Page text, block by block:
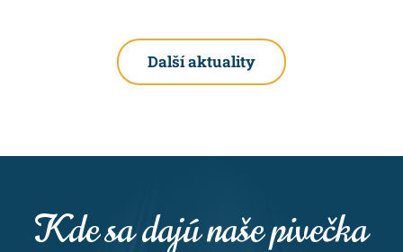
Další aktuality
Kde sa dajú naše pivečka